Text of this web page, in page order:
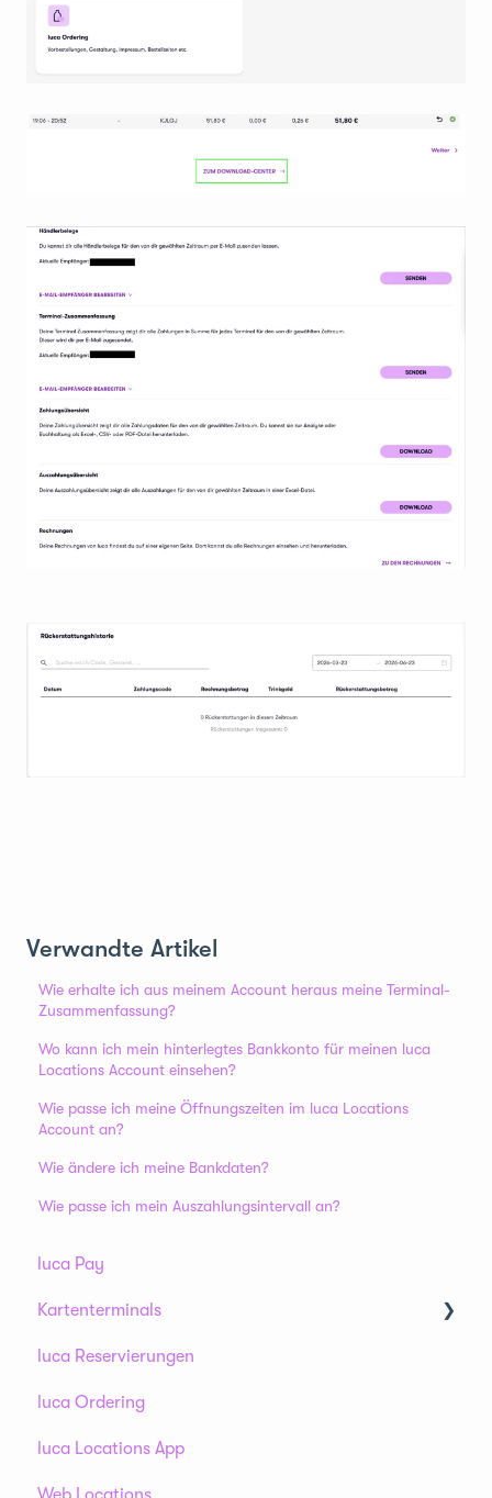
Verwandte Artikel
Wie erhalte ich aus meinem Account heraus meine Terminal-
Zusammenfassung?
Wo kann ich mein hinterlegtes Bankkonto für meinen luca
Locations Account einsehen?
Wie passe ich meine Öffnungszeiten im luca Locations
Account an?
Wie ändere ich meine Bankdaten?
Wie passe ich mein Auszahlungsintervall an?
luca Pay
Kartenterminals
AMS1
S1F2 / S1F2L
V400m
luca Reservierungen
luca Ordering
luca Locations App